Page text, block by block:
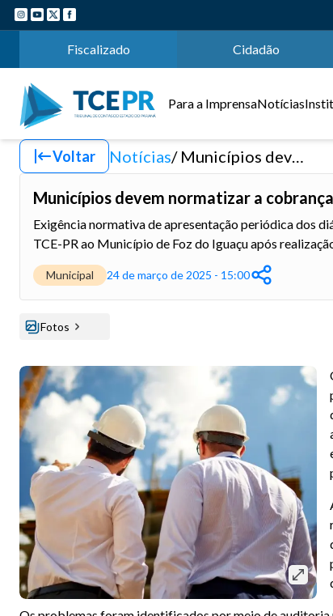
Fiscalizado Cidadão
Para a ImprensaNotícias
Voltar Notícias Municípios devem normatizar a cobrança das garantias de execução de obras públicas
Municípios devem normatizar a
Exigência normativa de apresentação periódica dos
TCE-PR ao Município de Foz do Iguaçu após
Municipal 24 de março de 2025 - 15:00
Fotos